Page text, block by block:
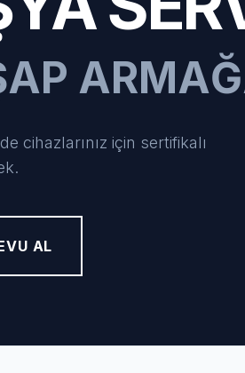
cihazlarınız için sertifikalı
AL